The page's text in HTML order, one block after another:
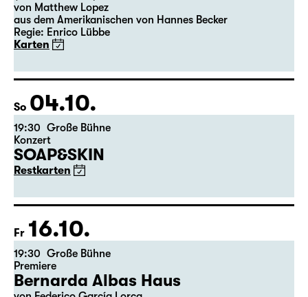
15:00 Große Bühne
Premiere
Das Vermächtnis
(The Inheritance)
aus dem Amerikanischen von Hannes Becker
Karten
So 04.10.
Konzert
SOAP&SKIN
Restkarten
Fr 16.10.